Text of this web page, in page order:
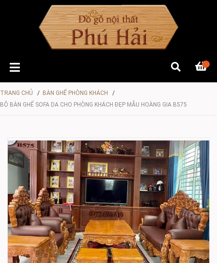
TRANG CHỦ / BÀN GHẾ PHÒNG KHÁCH
/
BỘ BÀN GHẾ SOFA DA CHO PHÒNG KHÁCH ĐẸP MẪU HOÀNG GIA B575